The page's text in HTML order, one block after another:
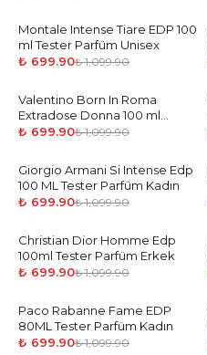
-36%
Montale Intense Tiare EDP 100
ml Tester Parfüm Unisex
₺ 699.90₺ 1,099.90
-36%
Valentino Born In Roma
Extradose Donna 100 ml
Tester Parfüm Kadın
₺ 699.90₺ 1,099.90
-36%
Giorgio Armani Si Intense Edp
100 ML Tester Parfüm Kadın
₺ 699.90₺ 1,099.90
-36%
Christian Dior Homme Edp
100ml Tester Parfüm Erkek
₺ 699.90₺ 1,099.90
-36 %
Paco Rabanne Fame EDP
80ML Tester Parfüm Kadın
₺ 699.90₺ 1,099.90